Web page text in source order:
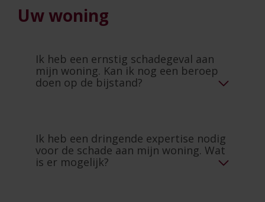
Uw woning
Ik heb een ernstig schadegeval aan
mijn woning. Kan ik nog een beroep
doen op de bijstand?
Ik heb een dringende expertise nodig
voor de schade aan mijn woning. Wat
is er mogelijk?